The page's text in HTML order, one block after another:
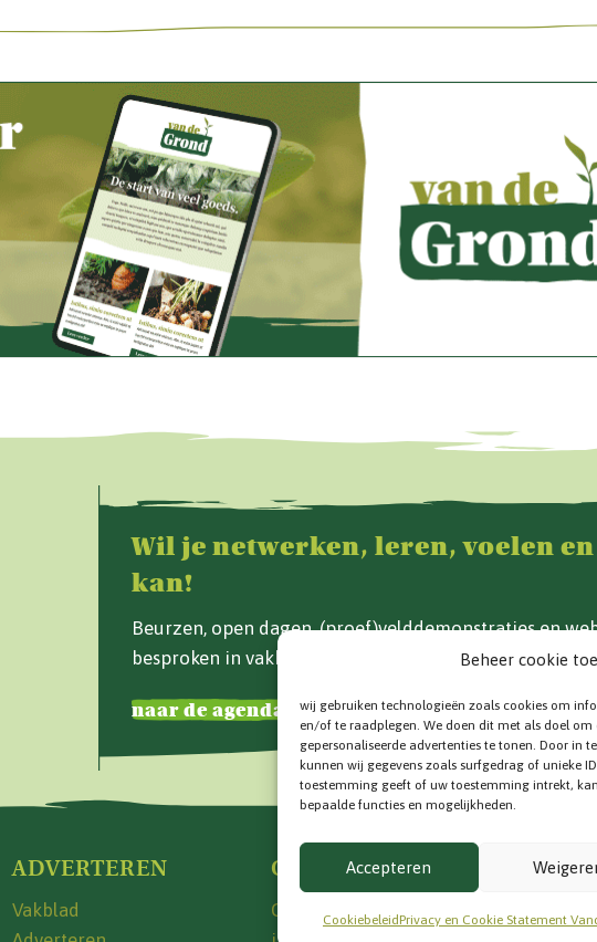
Beheer cookie
wij gebruiken technologieën zoals cookies om
en/of te raadplegen. We doen dit met als doel om
gepersonaliseerde advertenties te tonen. Door in
kunnen wij gegevens zoals surfgedrag of unieke
toestemming geeft of uw toestemming intrekt,
bepaalde functies en mogelijkheden.
Accepteren
CookiebeleidPrivacy en Cookie Statement
Wil je netwerken, leren, voelen en
kan!
Beurzen, open dagen, (proef)velddemonstraties en
besproken in vakblad Van de Grond en op
naar de agenda
ADVERTEREN
Vakblad
CONTACT
Contactinformatie